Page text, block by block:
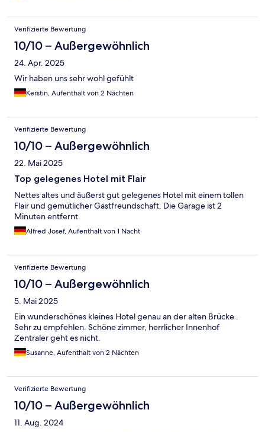
Verifizierte Bewertung
10/10 – Außergewöhnlich
24. Apr. 2025
Wir haben uns sehr wohl gefühlt
Kerstin, Aufenthalt von 2 Nächten
Verifizierte Bewertung
10/10 – Außergewöhnlich
22. Mai 2025
Top gelegenes Hotel mit Flair
Nettes altes und äußerst gut gelegenes Hotel mit einem tollen
Flair und gemütlicher Gastfreundschaft. Die Garage ist 2
Minuten entfernt.
Alfred Josef, Aufenthalt von 1 Nacht
Verifizierte Bewertung
10/10 – Außergewöhnlich
5. Mai 2025
Ein wunderschönes kleines Hotel genau an der alten Brücke .
Sehr zu empfehlen. Schöne zimmer, herrlicher Innenhof
Zentraler geht es nicht.
Susanne, Aufenthalt von 2 Nächten
Verifizierte Bewertung
10/10 – Außergewöhnlich
11. Aug. 2024